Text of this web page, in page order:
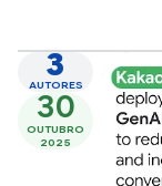
Kit de
ajuda você a
comando
3
AUTORES
30
OUTUBRO
2025